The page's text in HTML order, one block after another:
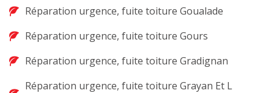
Réparation urgence, fuite toiture Goualade
Réparation urgence, fuite toiture Gours
Réparation urgence, fuite toiture Gradignan
Réparation urgence, fuite toiture Grayan Et L